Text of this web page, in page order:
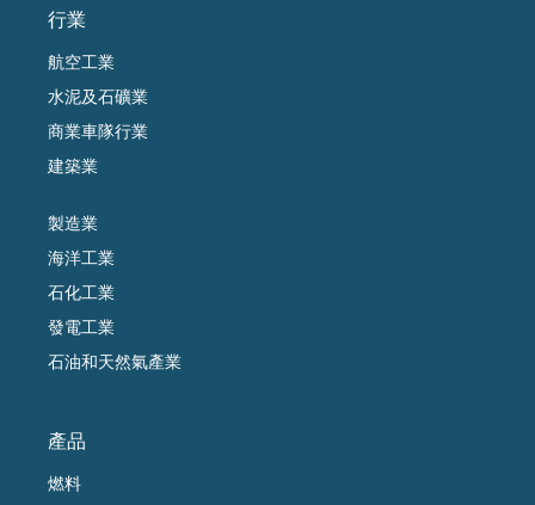
行業
航空工業
水泥及石礦業
商業車隊行業
建築業
製造業
海洋工業
石化工業
發電工業
石油和天然氣產業
產品
燃料